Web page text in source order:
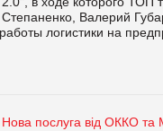
Степаненко, Валерий
логистики на
Нова послуга від ОККО та